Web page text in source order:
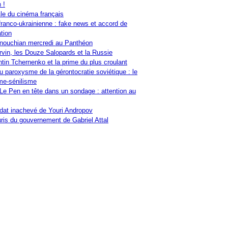
!
du cinéma français
ukrainienne : fake news et accord de
mercredi au Panthéon
les Douze Salopards et la Russie
Tchernenko et la prime du plus croulant
paroxysme de la gérontocratie soviétique : le
sénilisme
Pen en tête dans un sondage : attention au
inachevé de Youri Andropov
du gouvernement de Gabriel Attal